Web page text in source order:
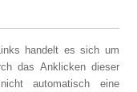
handelt es sich um
das Anklicken dieser
automatisch eine